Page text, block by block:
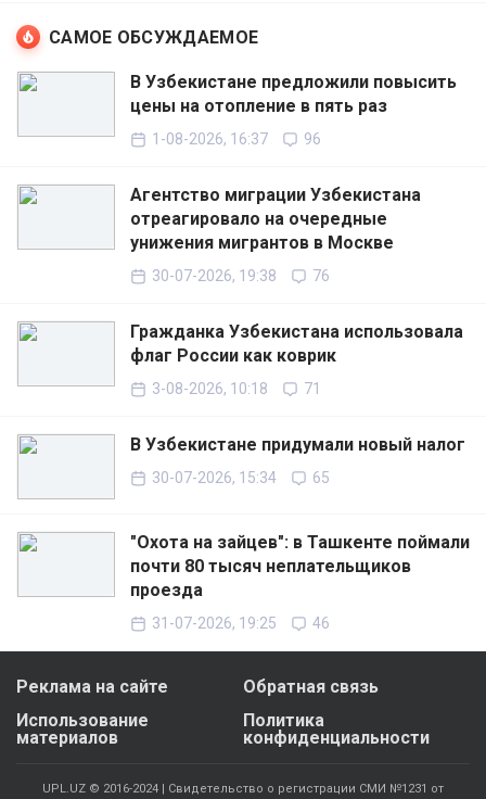
САМОЕ ОБСУЖДАЕМОЕ
В Узбекистане предложили повысить
цены на отопление в пять раз
1-08-2026, 16:37 96
Агентство миграции Узбекистана
отреагировало на очередные
унижения мигрантов в Москве
30-07-2026, 19:38 76
Гражданка Узбекистана использовала
флаг России как коврик
3-08-2026, 10:18 71
В Узбекистане придумали новый налог
30-07-2026, 15:34 65
"Охота на зайцев": в Ташкенте поймали
почти 80 тысяч неплательщиков
проезда
31-07-2026, 19:25 46
Реклама на сайте
Обратная связь
Использование
материалов
Политика
конфиденциальности
UPL.UZ © 2016-2024 | Свидетельство о регистрации СМИ №1231 от